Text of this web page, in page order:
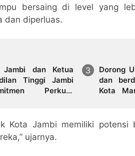
bersaing di level yang
dan diperluas.
Jambi dan Ketua
Tinggi Jambi
Perkuat
Dorong
dan
Kota
Kota Jambi memiliki potensi
ujarnya.